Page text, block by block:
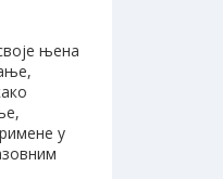
њена
у